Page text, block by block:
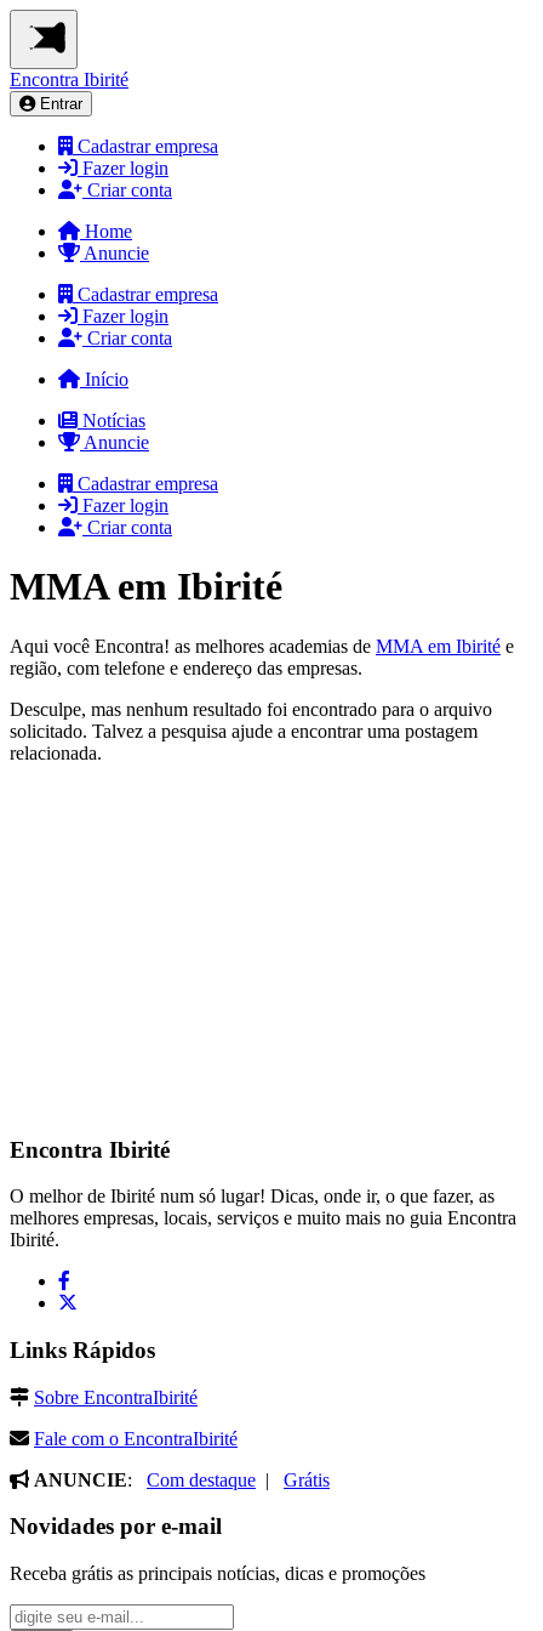
Encontra Ibirité
Entrar
Cadastrar empresa
Fazer login
Criar conta
Home
Anuncie
Cadastrar empresa
Fazer login
Criar conta
Início
Notícias
Anuncie
Cadastrar empresa
Fazer login
Criar conta
MMA em Ibirité
Aqui você Encontra! as melhores academias de MMA em Ibirité e
região, com telefone e endereço das empresas.
Desculpe, mas nenhum resultado foi encontrado para o arquivo
solicitado. Talvez a pesquisa ajude a encontrar uma postagem
relacionada.
Encontra Ibirité
O melhor de Ibirité num só lugar! Dicas, onde ir, o que fazer, as
melhores empresas, locais, serviços e muito mais no guia Encontra
Ibirité.
Links Rápidos
Sobre EncontraIbirité
Fale com o EncontraIbirité
ANUNCIE: Com destaque | Grátis
Novidades por e-mail
Receba grátis as principais notícias, dicas e promoções